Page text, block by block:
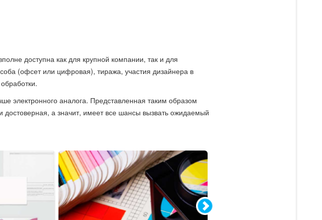
доступна как для крупной компании, так и для
(офсет или цифровая), тиража, участия дизайнера в
электронного аналога. Представленная таким образом
а значит, имеет все шансы вызвать ожидаемый